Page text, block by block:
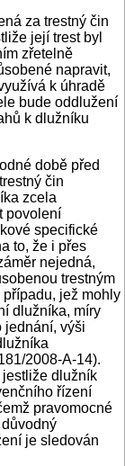
za trestný čin
její trest byl
zřetelně
napravit,
k úhradě
bude oddlužení
k dlužníku
době před
čin
zcela
povolení
specifické
to, že i přes
nejedná,
trestným
jež mohly
dlužníka, míry
jednání, výši
2008-A-14).
dlužník
řízení
pravomocné
je sledován